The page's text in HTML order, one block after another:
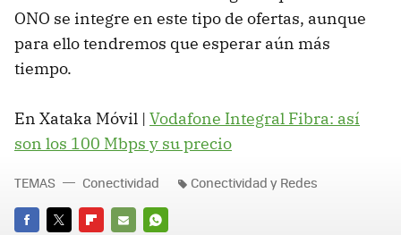
ONO se integre en este tipo de ofertas, aunque
para ello tendremos que esperar aún más
tiempo.
En Xataka Móvil | Vodafone Integral Fibra: así
son los 100 Mbps y su precio
TEMAS Conectividad Conectividad y Redes